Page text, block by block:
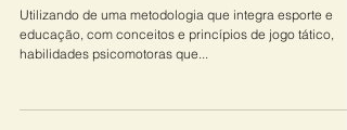
comunidade
Utilizando de uma metodologia que integra esporte e
habilidades psicomotoras que...